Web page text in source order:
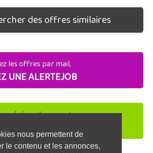
nous permettent de
le contenu et les annonces,
des offres similaires
les offres par mail,
UNE ALERTEJOB
par les recruteurs,
VOTRE CV